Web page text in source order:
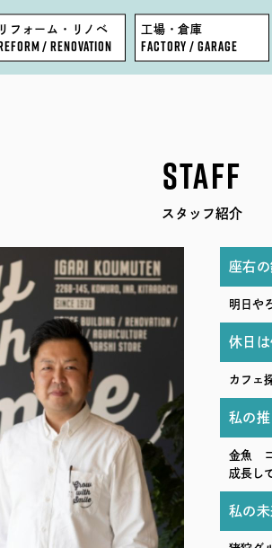
リフォーム・リノベ
/ RENOVATION
工場・倉庫
FACTORY / GARAGE
MODEL HOUSE
COMPANY
RECRUIT
STAFF
スタッフ紹介
座右の
明日や
休日
カフェ
私の推
金魚
成長し
私の未